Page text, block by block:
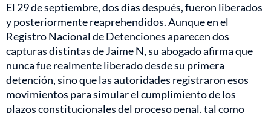
El 29 de septiembre, dos días después, fueron liberados
y posteriormente reaprehendidos. Aunque en el
Registro Nacional de Detenciones aparecen dos
capturas distintas de Jaime N, su abogado afirma que
nunca fue realmente liberado desde su primera
detención, sino que las autoridades registraron esos
movimientos para simular el cumplimiento de los
plazos constitucionales del proceso penal, tal como